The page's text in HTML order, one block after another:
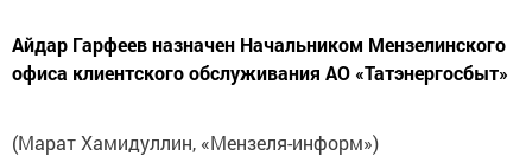
Айдар Гарфеев назначен Начальником Мензелинского
офиса клиентского обслуживания АО «Татэнергосбыт»
(Марат Хамидуллин, «Мензеля-информ»)